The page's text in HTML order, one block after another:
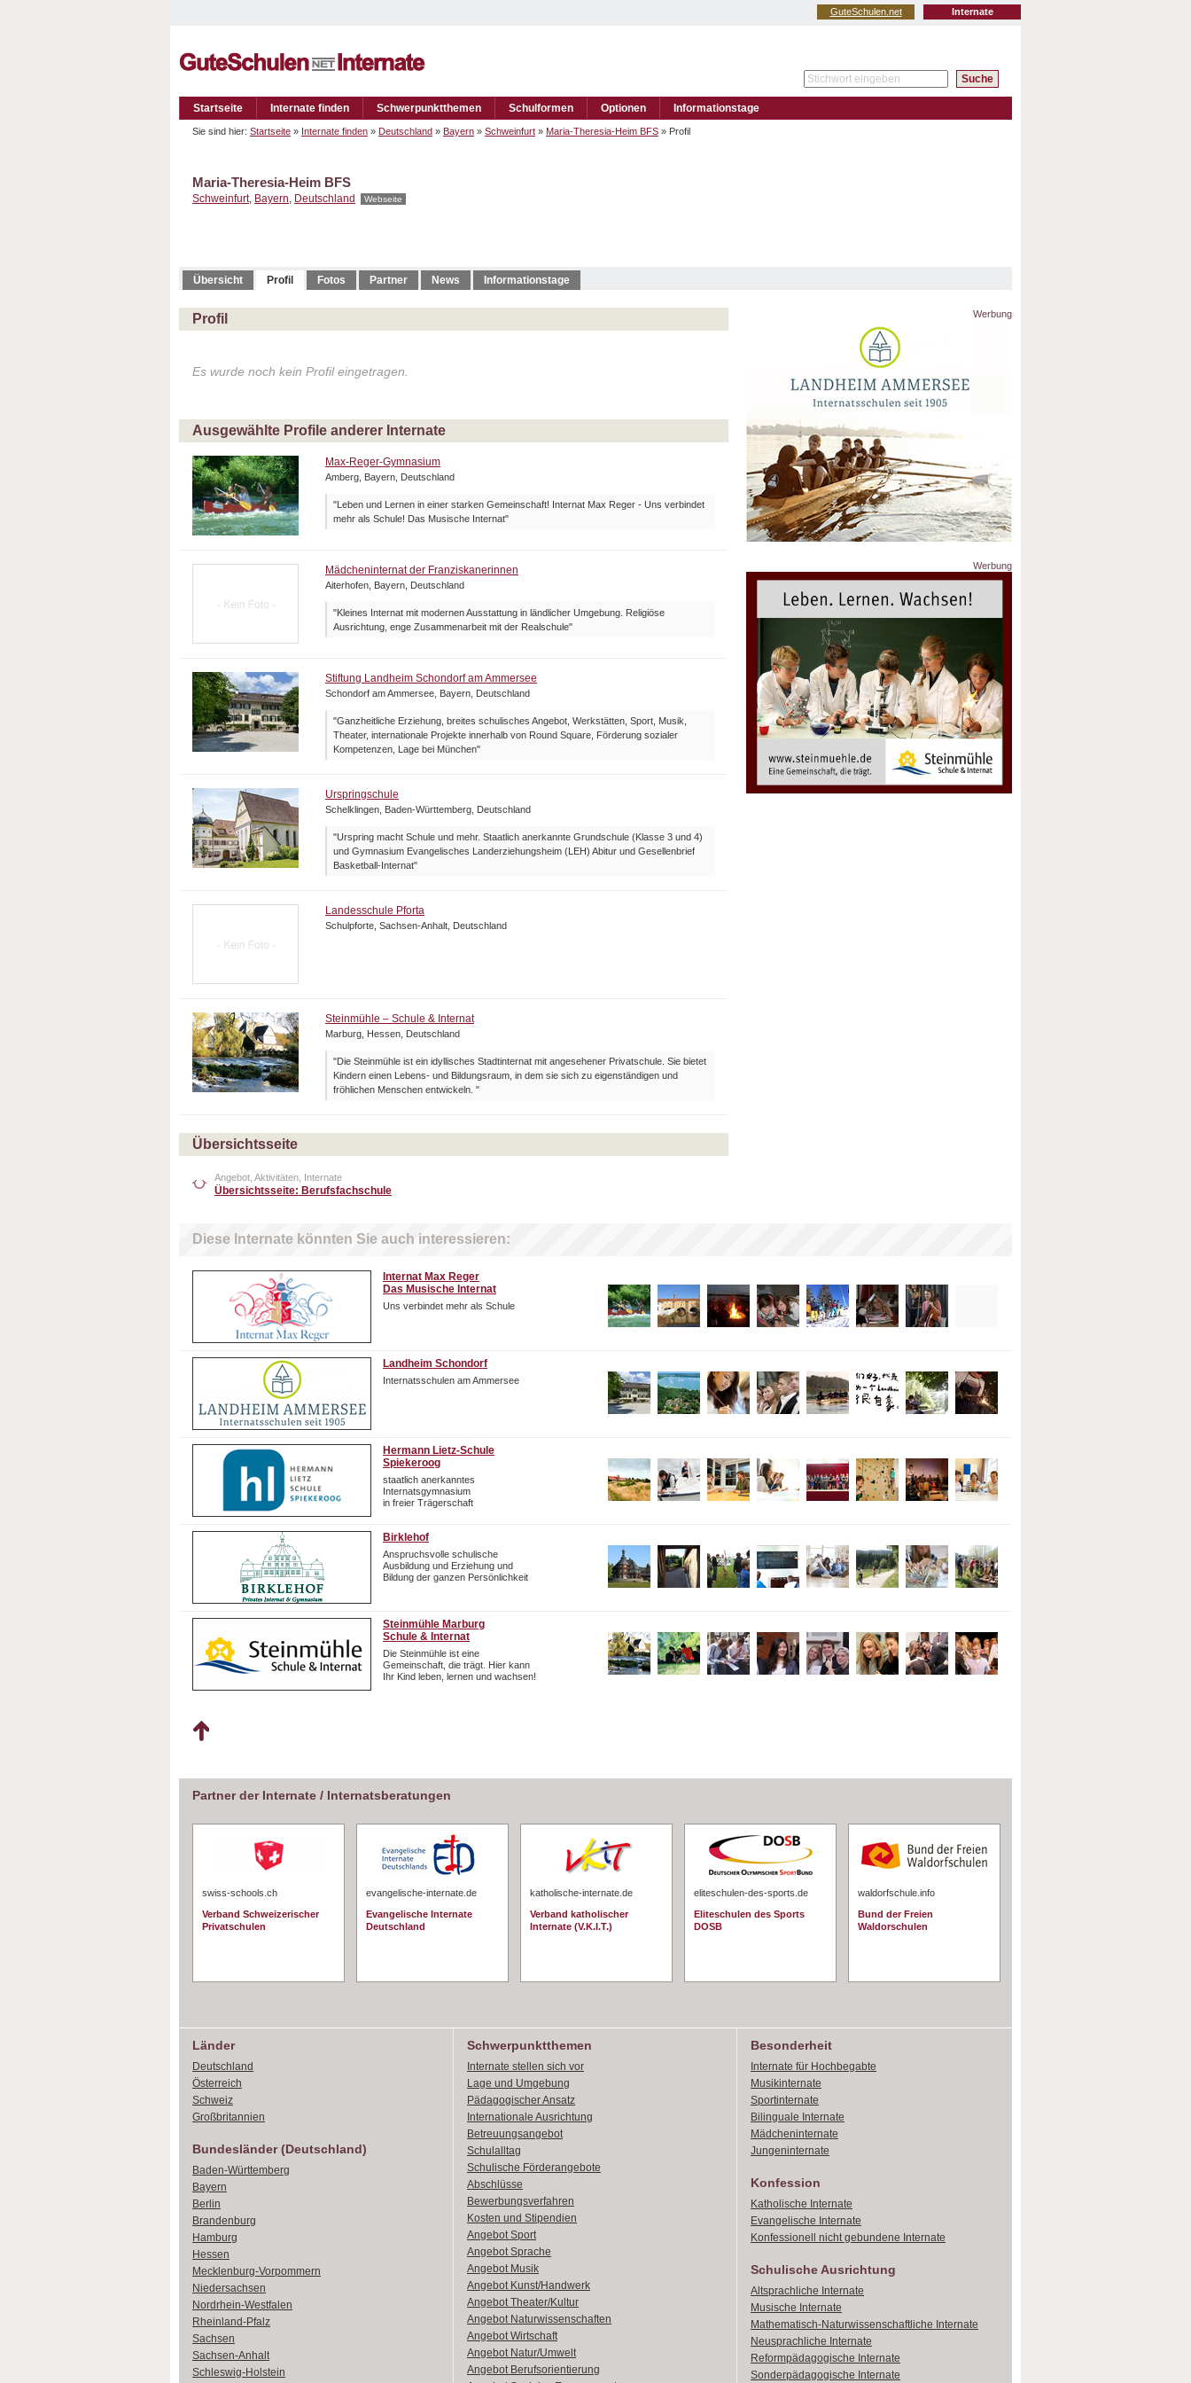
Internate
GuteSchulen.net
Startseite Internate finden Schwerpunktthemen Schulformen Optionen Informationstage
Sie sind hier: Startseite » Internate finden » Deutschland » Bayern » Schweinfurt » Maria-Theresia-Heim BFS » Profil
Maria-Theresia-Heim BFS
Schweinfurt, Bayern, Deutschland Webseite
Übersicht Profil Fotos Partner News Informationstage
Profil
Es wurde noch kein Profil eingetragen.
Ausgewählte Profile anderer Internate
Max-Reger-Gymnasium
Amberg, Bayern, Deutschland
"Leben und Lernen in einer starken Gemeinschaft! Internat Max Reger - Uns verbindet
mehr als Schule! Das Musische Internat"
Mädcheninternat der Franziskanerinnen
Aiterhofen, Bayern, Deutschland
"Kleines Internat mit modernen Ausstattung in ländlicher Umgebung. Religiöse
Ausrichtung, enge Zusammenarbeit mit der Realschule"
Stiftung Landheim Schondorf am Ammersee
Schondorf am Ammersee, Bayern, Deutschland
"Ganzheitliche Erziehung, breites schulisches Angebot, Werkstätten, Sport, Musik,
Theater, internationale Projekte innerhalb von Round Square, Förderung sozialer
Kompetenzen, Lage bei München"
Urspringschule
Schelklingen, Baden-Württemberg, Deutschland
"Urspring macht Schule und mehr. Staatlich anerkannte Grundschule (Klasse 3 und 4)
und Gymnasium Evangelisches Landerziehungsheim (LEH) Abitur und Gesellenbrief
Basketball-Internat"
Landesschule Pforta
Schulpforte, Sachsen-Anhalt, Deutschland
Steinmühle – Schule & Internat
Marburg, Hessen, Deutschland
"Die Steinmühle ist ein idyllisches Stadtinternat mit angesehener Privatschule. Sie bietet
Kindern einen Lebens- und Bildungsraum, in dem sie sich zu eigenständigen und
fröhlichen Menschen entwickeln. "
Übersichtsseite
Angebot, Aktivitäten, Internate
Übersichtsseite: Berufsfachschule
Werbung
Werbung
Diese Internate könnten Sie auch interessieren:
Internat Max Reger
Das Musische Internat
Uns verbindet mehr als Schule
Landheim Schondorf
Internatsschulen am Ammersee
Hermann Lietz-Schule
Spiekeroog
staatlich anerkanntes
Internatsgymnasium
in freier Trägerschaft
Birklehof
Anspruchsvolle schulische
Ausbildung und Erziehung und
Bildung der ganzen Persönlichkeit
Steinmühle Marburg
Schule & Internat
Die Steinmühle ist eine
Gemeinschaft, die trägt. Hier kann
Ihr Kind leben, lernen und wachsen!
Partner der Internate / Internatsberatungen
swiss-schools.ch
Verband Schweizerischer
Privatschulen
evangelische-internate.de
Evangelische Internate
Deutschland
katholische-internate.de
Verband katholischer
Internate (V.K.I.T.)
eliteschulen-des-sports.de
Eliteschulen des Sports
DOSB
waldorfschule.info
Bund der Freien
Waldorschulen
Länder
Deutschland
Österreich
Schweiz
Großbritannien
Bundesländer (Deutschland)
Baden-Württemberg
Bayern
Berlin
Brandenburg
Hamburg
Hessen
Mecklenburg-Vorpommern
Niedersachsen
Nordrhein-Westfalen
Rheinland-Pfalz
Sachsen
Sachsen-Anhalt
Schleswig-Holstein
Schwerpunktthemen
Internate stellen sich vor
Lage und Umgebung
Pädagogischer Ansatz
Internationale Ausrichtung
Betreuungsangebot
Schulalltag
Schulische Förderangebote
Abschlüsse
Bewerbungsverfahren
Kosten und Stipendien
Angebot Sport
Angebot Sprache
Angebot Musik
Angebot Kunst/Handwerk
Angebot Theater/Kultur
Angebot Naturwissenschaften
Angebot Wirtschaft
Angebot Natur/Umwelt
Angebot Berufsorientierung
Besonderheit
Internate für Hochbegabte
Musikinternate
Sportinternate
Bilinguale Internate
Mädcheninternate
Jungeninternate
Konfession
Katholische Internate
Evangelische Internate
Konfessionell nicht gebundene Internate
Schulische Ausrichtung
Altsprachliche Internate
Musische Internate
Mathematisch-Naturwissenschaftliche Internate
Neusprachliche Internate
Reformpädagogische Internate
Sonderpädagogische Internate